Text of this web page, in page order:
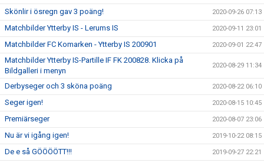
Skönlir i ösregn gav 3 poäng! 2020-09-26 07:13
Matchbilder Ytterby IS - Lerums IS 2020-09-11 23:01
Matchbilder FC Komarken - Ytterby IS 200901 2020-09-01 22:47
Matchbilder Ytterby IS-Partille IF FK 200828. Klicka på
Bildgalleri i menyn
2020-08-29 11:34
Derbyseger och 3 sköna poäng 2020-08-22 06:10
Seger igen! 2020-08-15 10:45
Premiärseger 2020-08-07 23:06
Nu är vi igång igen! 2019-10-22 08:15
De e så GÖÖÖÖTT!!! 2019-09-27 22:21